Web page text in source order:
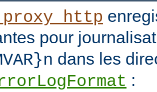
pour
dans les
: